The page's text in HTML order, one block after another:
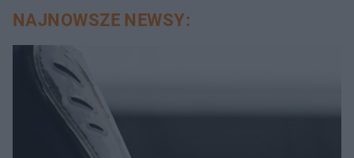
NAJNOWSZE NEWSY: